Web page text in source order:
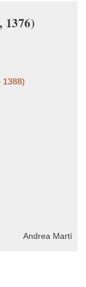
1388)
Andrea Martí